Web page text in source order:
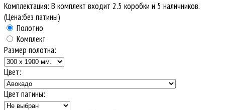
Комплектация: В комплект входит 2.5 коробки и 5 наличников.
(Цена:без патины)
Полотно
Комплект
Размер полотна:
Цвет:
Цвет патины: